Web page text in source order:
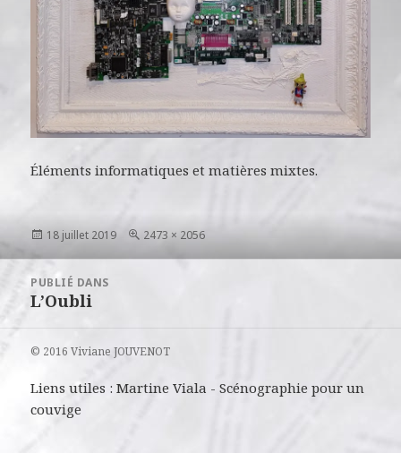
Éléments informatiques et matières mixtes.
Publié
18 juillet 2019
Taille
2473 × 2056
l’article
PUBLIÉ DANS
L’Oubli
© 2016 Viviane JOUVENOT
Liens utiles :Martine Viala -Scénographie pour un
couvige